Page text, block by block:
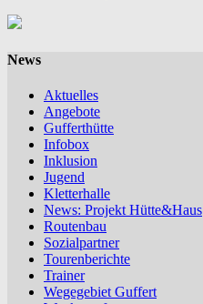
News
Aktuelles
Angebote
Gufferthütte
Infobox
Inklusion
Jugend
Kletterhalle
News: Projekt Hütte&Haus
Routenbau
Sozialpartner
Tourenberichte
Trainer
Wegegebiet Guffert